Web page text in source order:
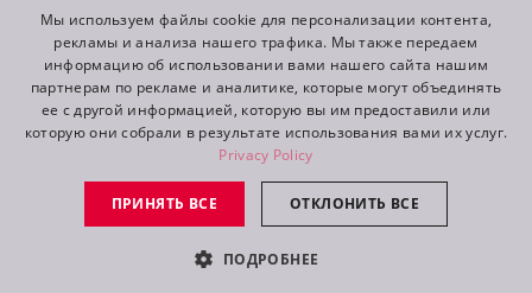
©2026 ROBE lighting s.r.o.
All rights reserved. Created by
Switch to desktop mode
ENGLISH
DE
FR
RU
Мы используем файлы cookie для персонализации контента,
рекламы и анализа нашего трафика. Мы также передаем
информацию об использовании вами нашего сайта нашим
партнерам по рекламе и аналитике, которые могут объединять
ее с другой информацией, которую вы им предоставили или
которую они собрали в результате использования вами их услуг.
Privacy Policy
ПРИНЯТЬ ВСЕ ОТКЛОНИТЬ ВСЕ
ПОДРОБНЕЕ